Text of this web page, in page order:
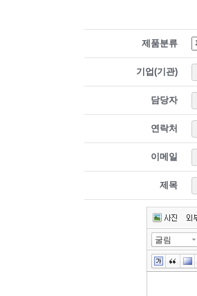
제품분류
기업(기관)
담당자
연락처
이메일
제목
굴림